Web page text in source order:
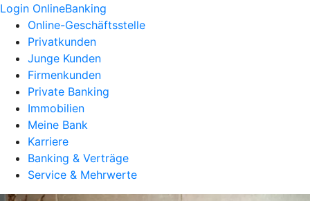
Login OnlineBanking
Online-Geschäftsstelle
Privatkunden
Junge Kunden
Firmenkunden
Private Banking
Immobilien
Meine Bank
Karriere
Banking & Verträge
Service & Mehrwerte